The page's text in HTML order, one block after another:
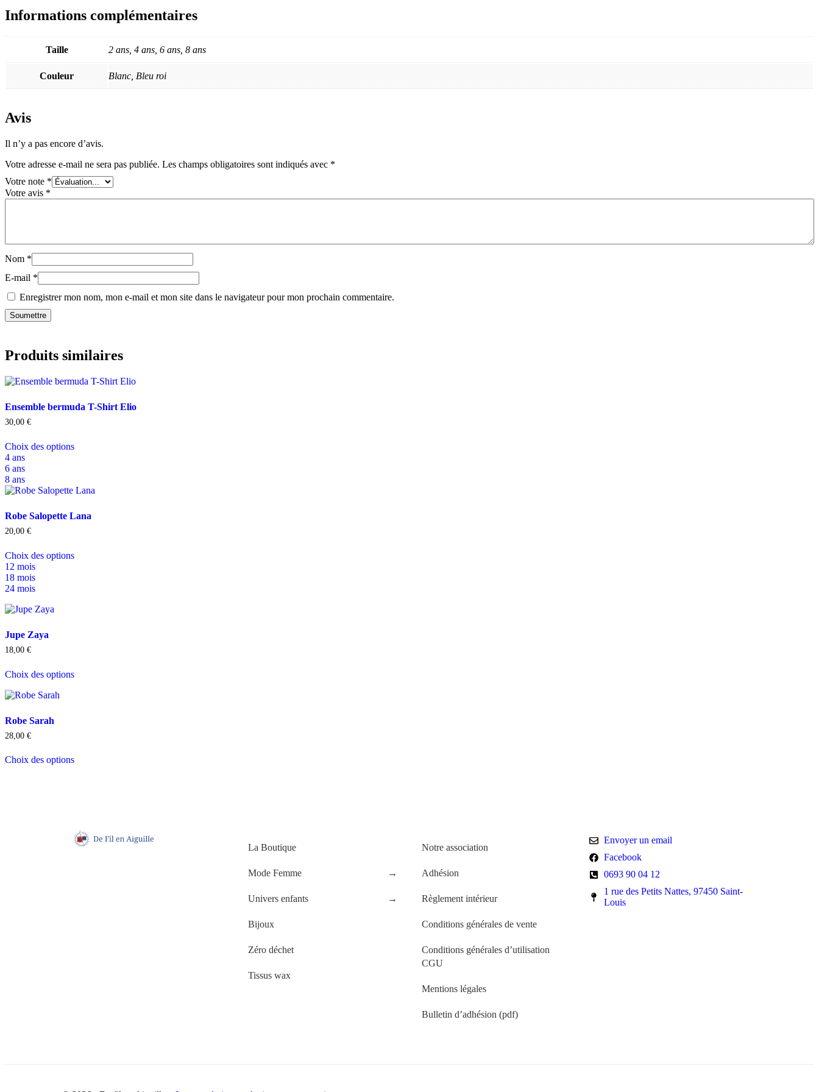
Informations complémentaires
Taille 2 ans, 4 ans, 6 ans, 8 ans
Couleur Blanc, Bleu roi
Avis
Il n’y a pas encore d’avis.
Votre adresse e-mail ne sera pas publiée. Les champs obligatoires sont indiqués avec *
Votre note *
Votre avis *
Nom *
E-mail *
Enregistrer mon nom, mon e-mail et mon site dans le navigateur pour mon prochain commentaire.
Produits similaires
Ensemble bermuda T-Shirt Elio
30,00 €
Choix des options
4 ans
6 ans
8 ans
Robe Salopette Lana
20,00 €
Choix des options
12 mois
18 mois
24 mois
Jupe Zaya
18,00 €
Choix des options
Robe Sarah
28,00 €
Choix des options
La Boutique
Mode Femme
Univers enfants
Bijoux
Zéro déchet
Tissus wax
Notre association
Adhésion
Règlement intérieur
Conditions générales de vente
Conditions générales d’utilisation
CGU
Mentions légales
Bulletin d’adhésion (pdf)
Envoyer un email
Facebook
0693 90 04 12
1 rue des Petits Nattes, 97450 Saint-
Louis